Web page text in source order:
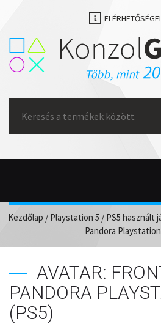
for:
Kezdőlap / Playstation 5 / PS5 használt
Pandora Playstation
AVATAR:
PANDORA
(PS5)